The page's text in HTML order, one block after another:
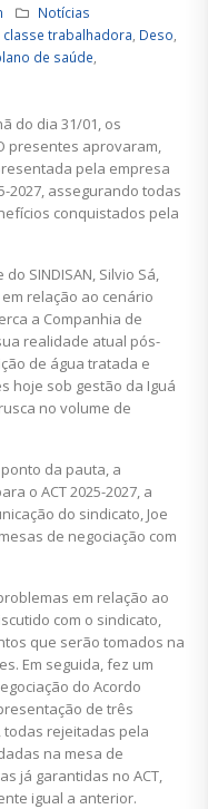
Notícias
classe trabalhadora, Deso,
de saúde,
do dia 31/01, os
presentes aprovaram,
pela empresa
2027, assegurando todas
conquistados pela
SINDISAN, Silvio Sá,
relação ao cenário
a Companhia de
realidade atual pós-
de água tratada e
hoje sob gestão da Iguá
no volume de
da pauta, a
o ACT 2025-2027, a
do sindicato, Joe
de negociação com
em relação ao
com o sindicato,
que serão tomados na
Em seguida, fez um
do Acordo
de três
rejeitadas pela
na mesa de
já garantidas no ACT,
igual a anterior.